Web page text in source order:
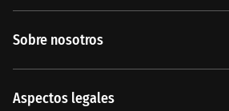
Sobre nosotros
Aspectos legales